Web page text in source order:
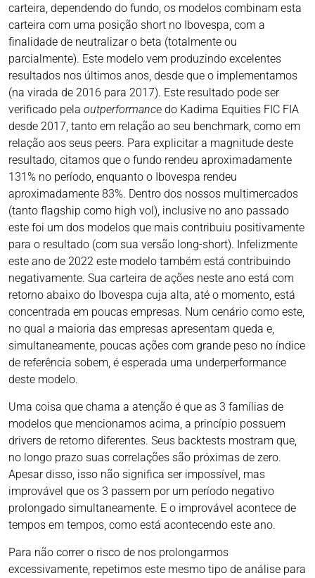
carteira, dependendo do fundo, os modelos combinam esta
carteira com uma posição short no Ibovespa, com a
finalidade de neutralizar o beta (totalmente ou
parcialmente). Este modelo vem produzindo excelentes
resultados nos últimos anos, desde que o implementamos
(na virada de 2016 para 2017). Este resultado pode ser
verificado pela outperformance do Kadima Equities FIC FIA
desde 2017, tanto em relação ao seu benchmark, como em
relação aos seus peers. Para explicitar a magnitude deste
resultado, citamos que o fundo rendeu aproximadamente
131% no período, enquanto o Ibovespa rendeu
aproximadamente 83%. Dentro dos nossos multimercados
(tanto flagship como high vol), inclusive no ano passado
este foi um dos modelos que mais contribuiu positivamente
para o resultado (com sua versão long-short). Infelizmente
este ano de 2022 este modelo também está contribuindo
negativamente. Sua carteira de ações neste ano está com
retorno abaixo do Ibovespa cuja alta, até o momento, está
concentrada em poucas empresas. Num cenário como este,
no qual a maioria das empresas apresentam queda e,
simultaneamente, poucas ações com grande peso no índice
de referência sobem, é esperada uma underperformance
deste modelo.
Uma coisa que chama a atenção é que as 3 famílias de
modelos que mencionamos acima, a princípio possuem
drivers de retorno diferentes. Seus backtests mostram que,
no longo prazo suas correlações são próximas de zero.
Apesar disso, isso não significa ser impossível, mas
improvável que os 3 passem por um período negativo
prolongado simultaneamente. E o improvável acontece de
tempos em tempos, como está acontecendo este ano.
Para não correr o risco de nos prolongarmos
excessivamente, repetimos este mesmo tipo de análise para